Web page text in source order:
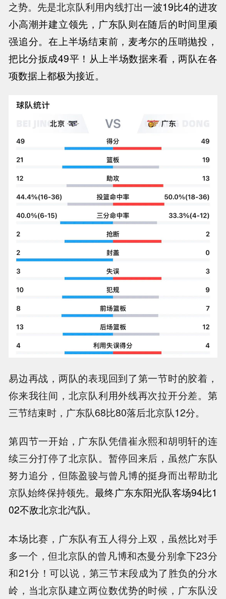
之势。先是北京队利用内线打出一波19比4的进攻
小高潮并建立领先，广东队则在随后的时间里顽
强追分。在上半场结束前，麦考尔的压哨抛投，
把比分扳成49平！从上半场数据来看，两队在各
项数据上都极为接近。
易边再战，两队的表现回到了第一节时的胶着，
你来我往间，北京队利用外线再次拉开分差。第
三节结束时，广东队68比80落后北京队12分。
第四节一开始，广东队凭借崔永熙和胡明轩的连
续三分打停了北京队。暂停回来后，虽然广东队
努力追分，但陈盈骏与曾凡博的挺身而出帮助北
京队始终保持领先。最终广东东阳光队客场94比1
02不敌北京北汽队。
本场比赛，广东队有五人得分上双，虽然比对手
多一个，但北京队的曾凡博和杰曼分别拿下23分
和21分！可以说，第三节末段成为了胜负的分水
岭，当北京队建立两位数优势的时候，广东队没